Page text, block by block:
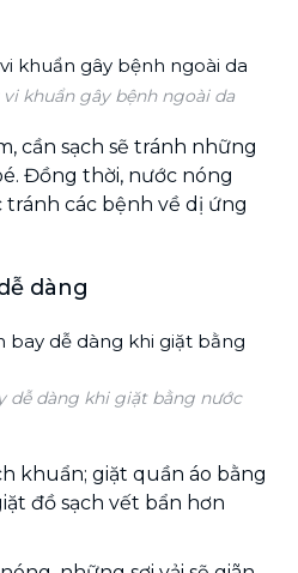
khuẩn gây bệnh ngoài da
cần sạch sẽ tránh những
Đồng thời, nước nóng
các bệnh về dị ứng
dàng
dễ dàng khi giặt bằng nước
khuẩn; giặt quần áo bằng
đồ sạch vết bẩn hơn